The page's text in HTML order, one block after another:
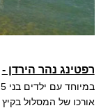
רפטינג נהר הירדן -